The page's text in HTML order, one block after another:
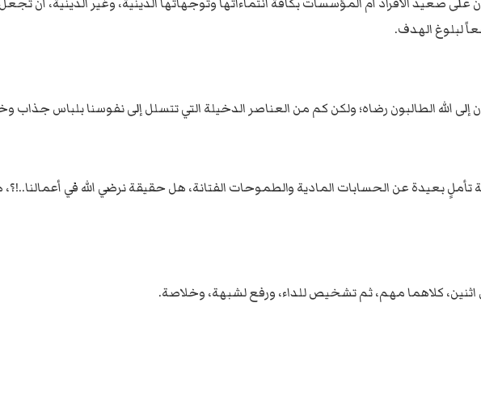
لبلوغ الهدف.
الله الطالبون رضاه؛ ولكن كم من العناصر الدخيلة التي تتسلل إلى نفوسنا بلباس جذاب
بعيدة عن الحسابات المادية والطموحات الفتانة، هل حقيقة نرضي الله في أعمالنا..!؟،
اثنين، كلاهما مهم، ثم تشخيص للداء، ورفع لشبهة، وخلاصة.